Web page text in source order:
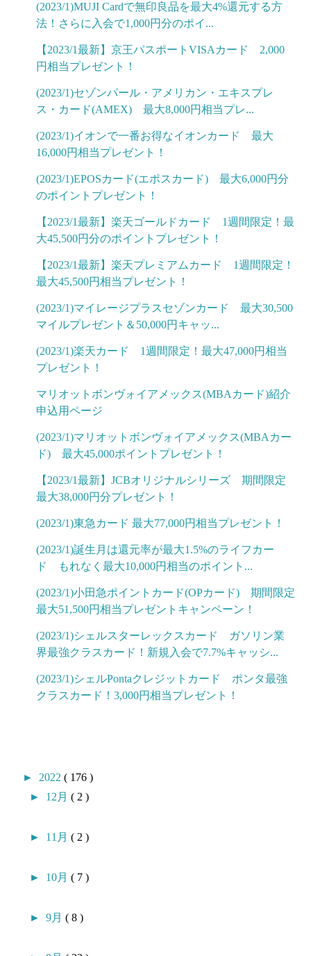
(2023/1)MUJI Cardで無印良品を最大4%還元する方
法！さらに入会で1,000円分のポイ...
【2023/1最新】京王パスポートVISAカード 2,000
円相当プレゼント！
(2023/1)セゾンパール・アメリカン・エキスプレ
ス・カード(AMEX) 最大8,000円相当プレ...
(2023/1)イオンで一番お得なイオンカード 最大
16,000円相当プレゼント！
(2023/1)EPOSカード(エポスカード) 最大6,000円分
のポイントプレゼント！
【2023/1最新】楽天ゴールドカード 1週間限定！最
大45,500円分のポイントプレゼント！
【2023/1最新】楽天プレミアムカード 1週間限定！
最大45,500円相当プレゼント！
(2023/1)マイレージプラスセゾンカード 最大30,500
マイルプレゼント＆50,000円キャッ...
(2023/1)楽天カード 1週間限定！最大47,000円相当
プレゼント！
マリオットボンヴォイアメックス(MBAカード)紹介
申込用ページ
(2023/1)マリオットボンヴォイアメックス(MBAカー
ド) 最大45,000ポイントプレゼント！
【2023/1最新】JCBオリジナルシリーズ 期間限定
最大38,000円分プレゼント！
(2023/1)東急カード 最大77,000円相当プレゼント！
(2023/1)誕生月は還元率が最大1.5%のライフカー
ド もれなく最大10,000円相当のポイント...
(2023/1)小田急ポイントカード(OPカード) 期間限定
最大51,500円相当プレゼントキャンペーン！
(2023/1)シェルスターレックスカード ガソリン業
界最強クラスカード！新規入会で7.7%キャッシ...
(2023/1)シェルPontaクレジットカード ポンタ最強
クラスカード！3,000円相当プレゼント！
► 2022( 176 )
► 12月( 2 )
► 11月( 2 )
► 10月( 7 )
►9月( 8 )